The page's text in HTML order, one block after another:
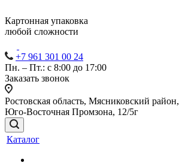
Картонная упаковка
любой сложности
+7 961 301 00 24
Пн. – Пт.: с 8:00 до 17:00
Заказать звонок
Ростовская область, Мясниковский район,
Юго-Восточная Промзона, 12/5г
Каталог